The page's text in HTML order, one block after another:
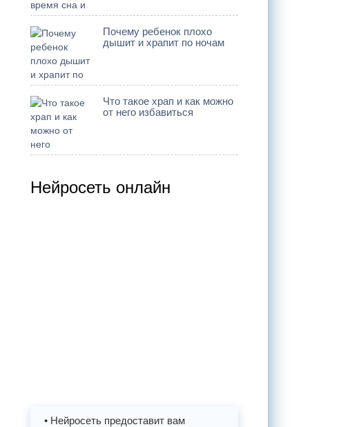
Почему ребенок плохо
дышит и храпит по ночам
Что такое храп и как можно
от него избавиться
Нейросеть онлайн
• Нейросеть предоставит вам